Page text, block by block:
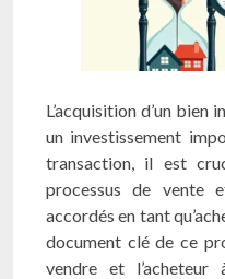
L’acquisition d’un
un investissement
transaction, il est
processus de vente
accordés en tant
document clé de ce
vendre et l’acheteur